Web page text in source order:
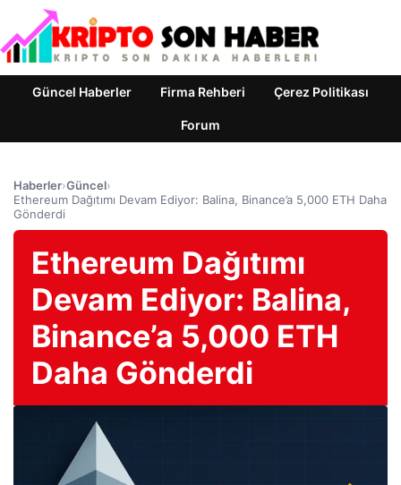
Güncel Haberler Firma Rehberi Çerez Politikası
Forum
Haberler›Güncel›
Ethereum Dağıtımı Devam Ediyor: Balina, Binance’a 5,000 ETH Daha
Gönderdi
Ethereum Dağıtımı
Devam Ediyor: Balina,
Binance’a 5,000 ETH
Daha Gönderdi